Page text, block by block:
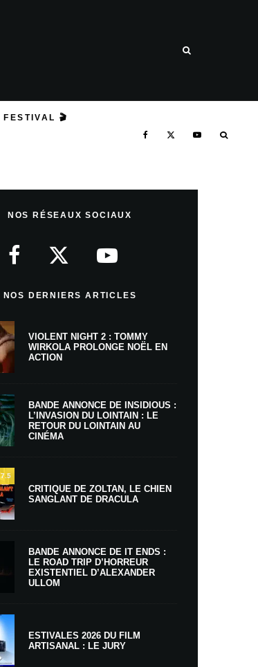
FESTIVAL 🎬
NOS RÉSEAUX SOCIAUX
NOS DERNIERS ARTICLES
VIOLENT NIGHT 2 : TOMMY
WIRKOLA PROLONGE NOËL EN
ACTION
BANDE ANNONCE DE INSIDIOUS :
L’INVASION DU LOINTAIN : LE
RETOUR DU LOINTAIN AU
CINÉMA
7.5
CRITIQUE DE ZOLTAN, LE CHIEN
SANGLANT DE DRACULA
BANDE ANNONCE DE IT ENDS :
LE ROAD TRIP D’HORREUR
EXISTENTIEL D’ALEXANDER
ULLOM
ESTIVALES 2026 DU FILM
ARTISANAL : LE JURY